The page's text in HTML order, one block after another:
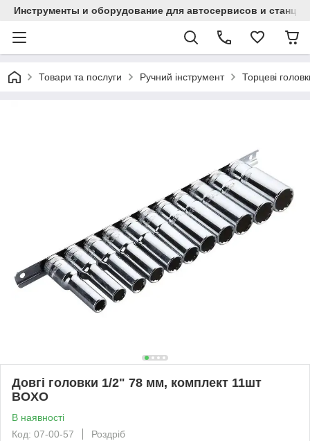
Инструменты и оборудование для автосервисов и
Товари та послуги Ручний інструмент Торцеві
Довгі головки 1/2" 78 мм, комплект 11шт
BOXO
В наявності
Код: 07-00-57
Роздріб